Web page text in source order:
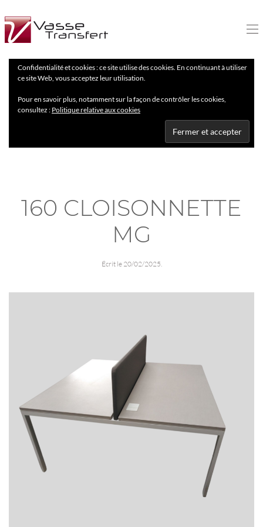
Confidentialité et cookies : ce site utilise des cookies. En continuant à utiliser
ce site Web, vous acceptez leur utilisation.
Pour en savoir plus, notamment sur la façon de contrôler les cookies,
consultez : Politique relative aux cookies
160 CLOISONNETTE
MG
Écrit le 20/02/2025.